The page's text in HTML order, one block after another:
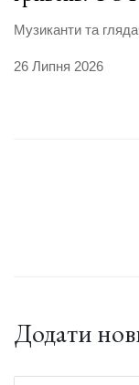
Музиканти та
26 Липня 2026
Додати